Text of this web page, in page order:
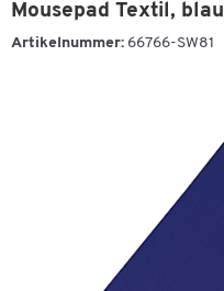
Mousepad Textil, blau
Artikelnummer: 66766-SW81